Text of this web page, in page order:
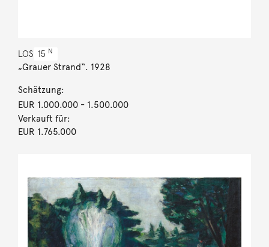
LOS 15 N
„Grauer Strand“. 1928
Schätzung:
EUR 1.000.000- 1.500.000
Verkauft für:
EUR 1.765.000